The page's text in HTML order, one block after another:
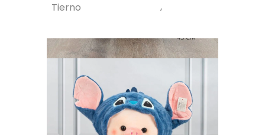
Tierno